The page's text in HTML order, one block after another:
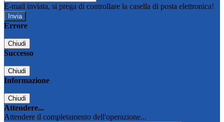
E-mail inviata, si prega di controllare la casella di posta elettronica!
Errore
Chiudi
Successo
Chiudi
Informazione
Chiudi
Attendere...
Attendere il completamento dell'operazione...